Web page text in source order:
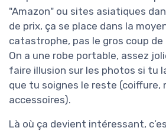
"Amazon" ou sites asiatiques
de prix, ça se place dans la
catastrophe, pas le gros coup de
On a une robe portable, assez
faire illusion sur les photos si tu
que tu soignes le reste (coiffure,
accessoires).
Là où ça devient intéressant,